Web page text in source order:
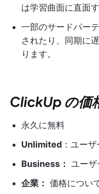
は学習曲面に直面
一部のサードパー
されたり、同期に
ります。
ClickUp の価
永久に無料
Unlimited ：ユー
Business： ユー
企業： 価格につい